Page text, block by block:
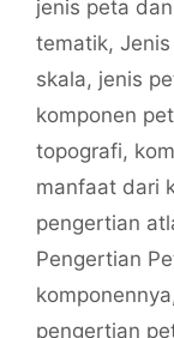
jenis peta
tematik,
skala, jenis
komponen
topografi,
manfaat dari
pengertian
Pengertian
komponennya
pengertian